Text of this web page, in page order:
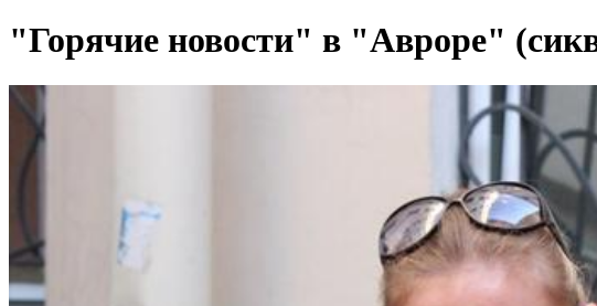
"Горячие новости" в "Авроре"